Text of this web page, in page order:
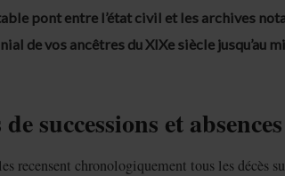
pont entre l’état civil et les archives
de vos ancêtres du XIXe siècle jusqu’au
successions et
recensent chronologiquement tous les décès